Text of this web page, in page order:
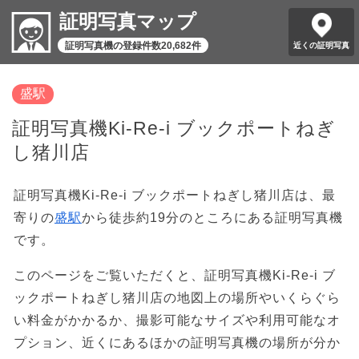
証明写真マップ
証明写真機の登録件数20,682件 近くの証明写真
盛駅
証明写真機Ki-Re-i ブックポートねぎ
し猪川店
証明写真機Ki-Re-i ブックポートねぎし猪川店は、最
寄りの盛駅から徒歩約19分のところにある証明写真機
です。
このページをご覧いただくと、証明写真機Ki-Re-i ブ
ックポートねぎし猪川店の地図上の場所やいくらぐら
い料金がかかるか、撮影可能なサイズや利用可能なオ
プション、近くにあるほかの証明写真機の場所が分か